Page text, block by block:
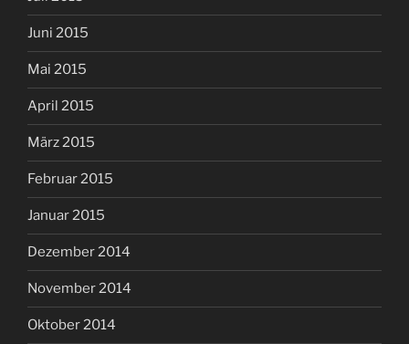
Juni 2015
Mai 2015
April 2015
März 2015
Februar 2015
Januar 2015
Dezember 2014
November 2014
Oktober 2014